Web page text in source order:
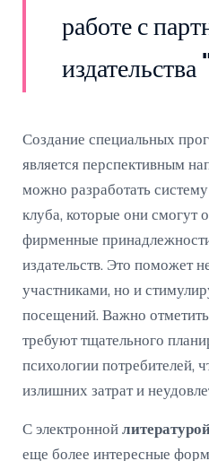
работе с
Создание специальных
является перспективным
можно разработать
клуба, которые они смогут
фирменные
издательств. Это поможет
участниками, но и
посещений. Важно
требуют тщательного
психологии потребителей,
излишних затрат и
С электронной
еще более интересные